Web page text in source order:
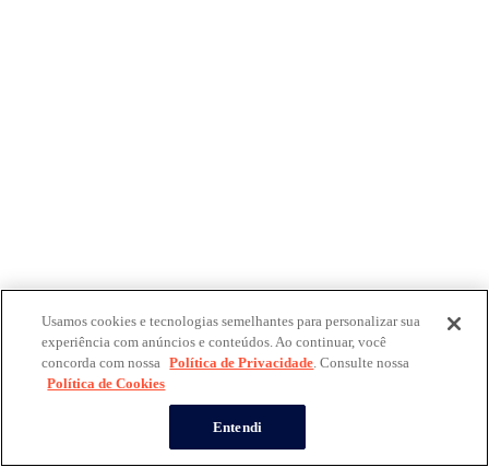
Usamos cookies e tecnologias semelhantes para personalizar sua
experiência com anúncios e conteúdos. Ao continuar, você
concorda com nossa Política de Privacidade. Consulte nossa
Política de Cookies
Entendi